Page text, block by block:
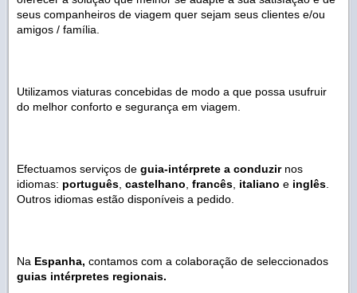
seus companheiros de viagem quer sejam seus clientes e/ou
amigos / família.
Utilizamos viaturas concebidas de modo a que possa usufruir
do melhor conforto e segurança em viagem.
Efectuamos serviços de guia-intérprete a conduzirnos
idiomas: português, castelhano, francês, italiano e inglês.
Outros idiomas estão disponíveis a pedido.
Na Espanha, contamos com a colaboração de seleccionados
guias intérpretes regionais.